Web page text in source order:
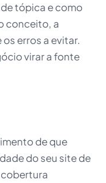
tópica e como
conceito, a
erros a evitar.
virar a fonte
de que
do seu site de